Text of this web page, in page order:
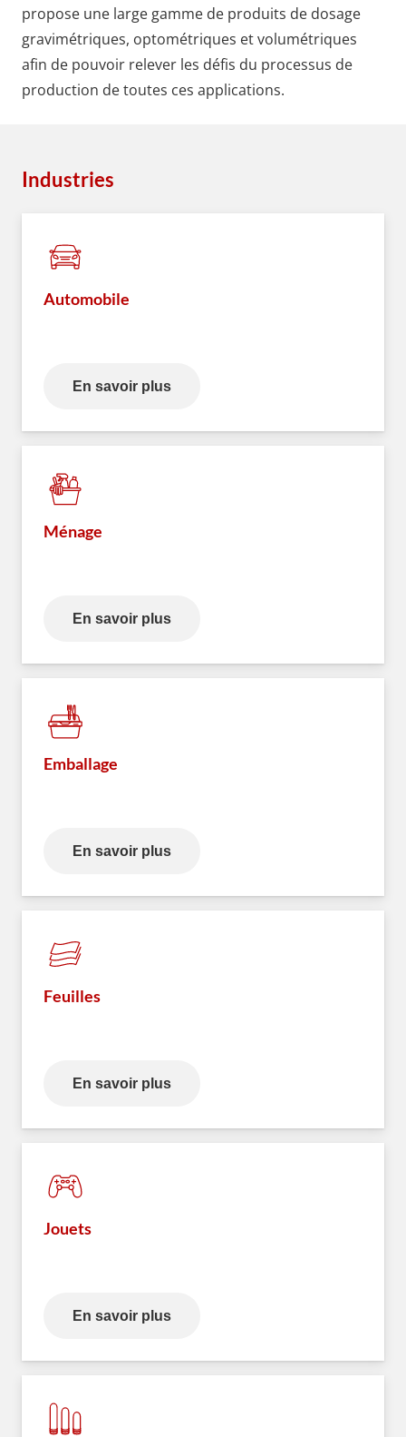
propose une large gamme de produits de dosage
gravimétriques, optométriques et volumétriques
afin de pouvoir relever les défis du processus de
production de toutes ces applications.
Industries
Automobile
En savoir plus
Ménage
En savoir plus
Emballage
En savoir plus
Feuilles
En savoir plus
Jouets
En savoir plus